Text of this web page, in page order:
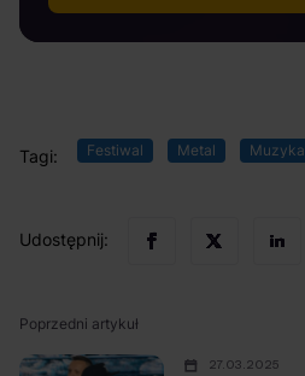
Tagi: Festiwal Metal Muzyka
Udostępnij:
Poprzedni artykuł
27.03.2025